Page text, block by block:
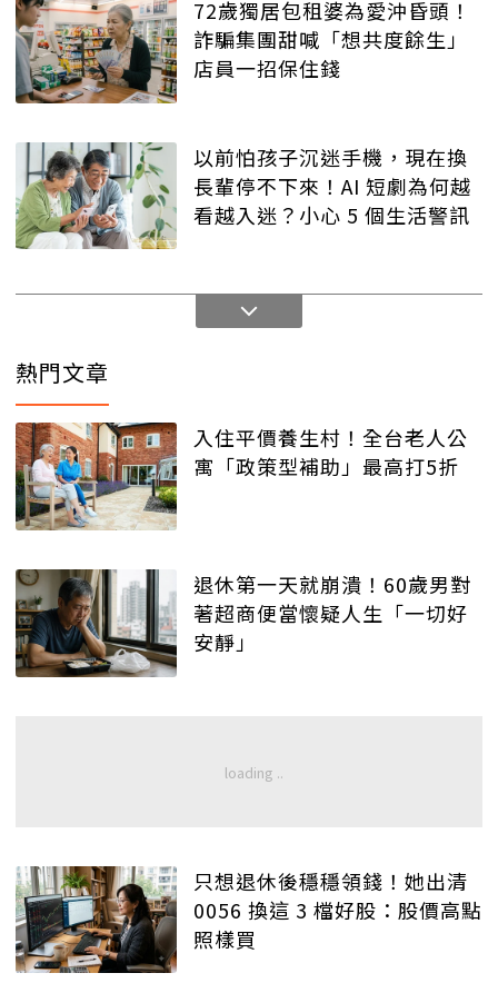
72歲獨居包租婆為愛沖昏頭！
詐騙集團甜喊「想共度餘生」
店員一招保住錢
以前怕孩子沉迷手機，現在換
長輩停不下來！AI 短劇為何越
看越入迷？小心 5 個生活警訊
熱門文章
入住平價養生村！全台老人公
寓「政策型補助」最高打5折
退休第一天就崩潰！60歲男對
著超商便當懷疑人生「一切好
安靜」
只想退休後穩穩領錢！她出清
0056 換這 3 檔好股：股價高點
照樣買